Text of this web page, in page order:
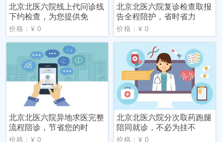
北京北医六院线上代问诊线
下约检查，为您提供免
价格：¥ 0
北京北医六院复诊检查取报
告全程陪护，省时省力
价格：¥ 0
北京北医六院异地求医完整
流程陪诊，节省您的时
价格：¥ 0
北京北医六院分次取药跑腿
陪同就诊，不必为挂不
价格：¥ 0